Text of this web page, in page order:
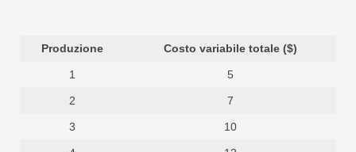
Produzione Costo variabile totale ($)
1 5
2 7
3 10